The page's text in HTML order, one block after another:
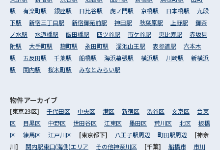
駅
有楽町駅 銀座駅 日比谷駅 虎ノ門駅 京橋駅 日本橋駅
九段
下駅
新宿三丁目駅 新宿御苑前駅 神田駅 秋葉原駅 上野駅
御茶
ノ水駅
水道橋駅 飯田橋駅 四ツ谷駅 市ケ谷駅 恵比寿駅
赤坂見
附駅
大手町駅 麹町駅 永田町駅 溜池山王駅 表参道駅
六本木
駅
五反田駅 千葉駅 船橋駅 海浜幕張駅 横浜駅 川崎駅
新横浜
駅
関内駅 桜木町駅 みなとみらい駅
物件アーカイブ
[東京23区] 千代田区 中央区 港区 新宿区 渋谷区 文京区
台東
区
目黒区 中野区 世田谷区 江東区 墨田区 荒川区 北区
板橋
区
練馬区 江戸川区 [東京都下] 八王子駅周辺 町田駅周辺
[神奈
川] 関内駅東口(海側)エリア その他神奈川区 [千葉] 船橋市 市川